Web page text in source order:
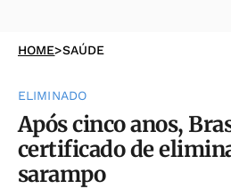
HOME>SAÚDE
ELIMINADO
Após cinco anos,
certificado de
sarampo